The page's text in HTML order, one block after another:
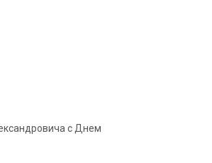
с Днем